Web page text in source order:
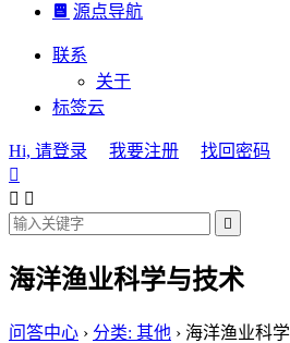
源点导航
联系
关于
标签云
Hi, 请登录 我要注册
找回密码

 

海洋渔业科学与技术
问答中心 › 分类: 其他 › 海洋渔业科